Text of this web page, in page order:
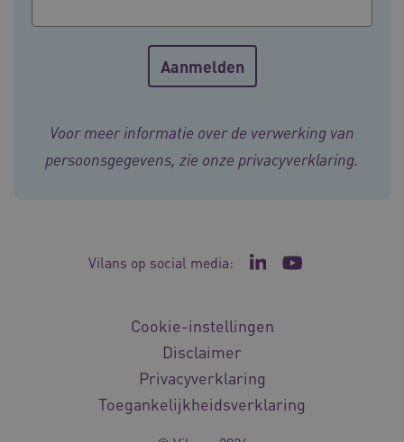
Voor meer informatie over de verwerking van
persoonsgegevens, zie onze privacyverklaring.
Vilans op social media: Ga naar de LinkedIn
Ga naar het
Cookie-instellingen
Disclaimer
Privacyverklaring
Toegankelijkheidsverklaring
VISITOR_PRIVACY_METADATA
YouTube
.youtube.com
Google Privacy Policy